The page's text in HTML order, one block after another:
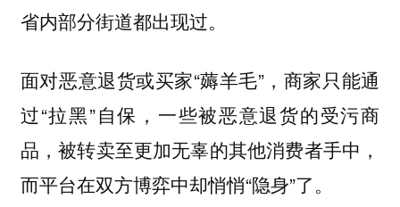
省内部分街道都出现过。
面对恶意退货或买家“薅羊毛”，商家只能通
过“拉黑”自保，一些被恶意退货的受污商
品，被转卖至更加无辜的其他消费者手中，
而平台在双方博弈中却悄悄“隐身”了。